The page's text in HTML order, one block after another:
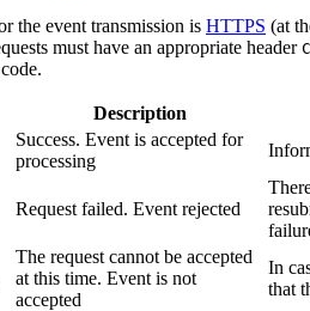
the event transmission is HTTPS (at
must have an appropriate header
Description
Success. Event is accepted for
processing
Request failed. Event rejected
The request cannot be accepted
at this time. Event is not
accepted
In
that